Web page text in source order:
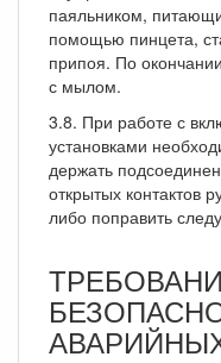
паяльником,
помощью пинцета,
припоя. По
с мылом.
3.8. При работе с
установками
держать
открытых контактов
либо поправить